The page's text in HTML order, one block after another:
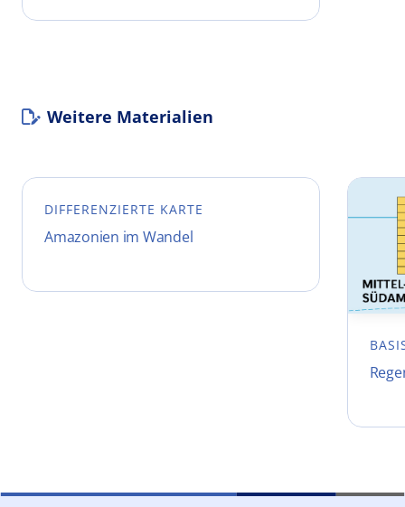
Weitere Materialien
DIFFERENZIERTE KARTE
Amazonien im Wandel